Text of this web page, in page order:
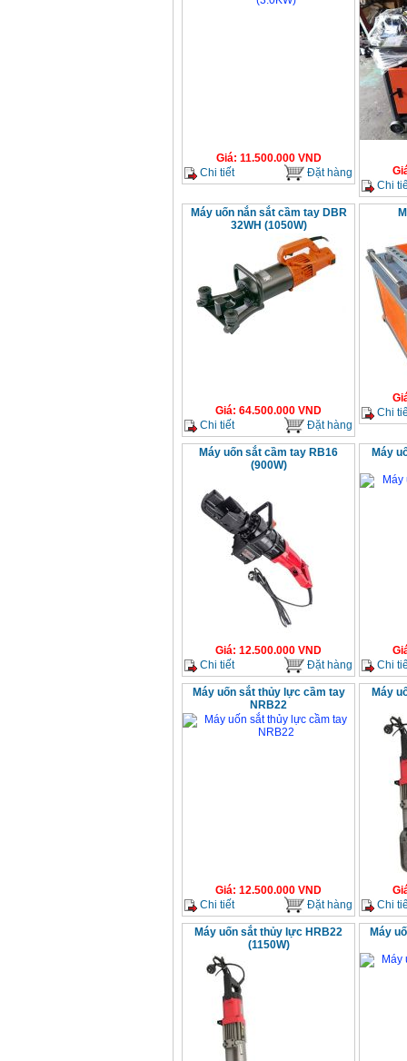
Giá: 11.500.000VND
Chi tiết
Đặt hàng
Chi
Máy uốn nắn sắt cầm tay DBR
32WH (1050W)
Giá: 64.500.000 VND
Chi tiết
Đặt hàng
Chi
Máy uốn sắt cầm tay RB16
(900W)
Giá: 12.500.000 VND
Chi tiết
Đặt hàng
Máy
Chi
Máy uốn sắt thủy lực cầm tay
NRB22
Giá: 12.500.000 VND
Chi tiết
Đặt hàng
Máy
Chi
Máy uốn sắt thủy lực HRB22
(1150W)
Máy